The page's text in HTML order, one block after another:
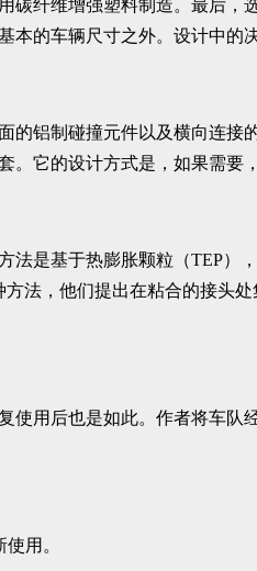
纤维增强塑料制造。最后
的车辆尺寸之外。设计中的
铝制碰撞元件以及横向连
它的设计方式是，如果需要
是基于热膨胀颗粒（TEP）
法，他们提出在粘合的接头
用后也是如此。作者将车队
用。